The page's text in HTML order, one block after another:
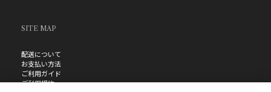
SITE MAP
配送について
お支払い方法
ご利用ガイド
ご利用規約